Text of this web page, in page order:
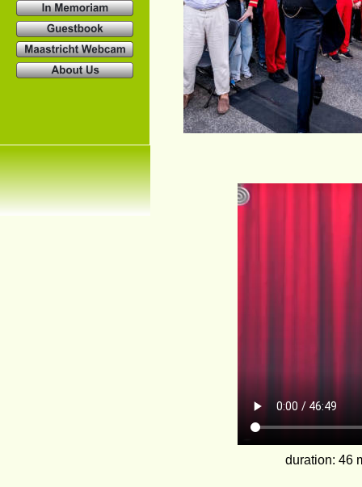
duration: 46